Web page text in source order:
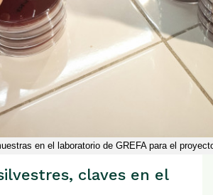
en el laboratorio de GREFA para el
claves en el